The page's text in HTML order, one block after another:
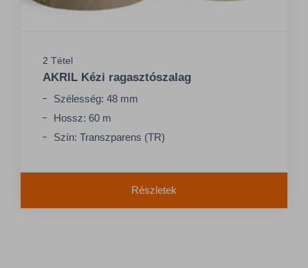
2 Tétel
AKRIL Kézi ragasztószalag
Szélesség: 48 mm
Hossz: 60 m
Szín: Transzparens (TR)
Részletek